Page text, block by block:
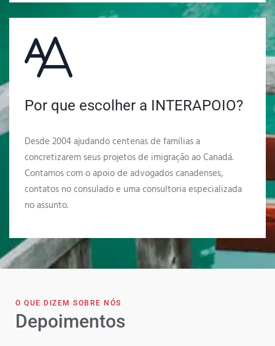
Por que escolher a INTERAPOIO?
Desde 2004 ajudando centenas de famílias a
concretizarem seus projetos de imigração ao Canadá.
Contamos com o apoio de advogados canadenses,
contatos no consulado e uma consultoria especializada
no assunto.
O QUE DIZEM SOBRE NÓS
Depoimentos